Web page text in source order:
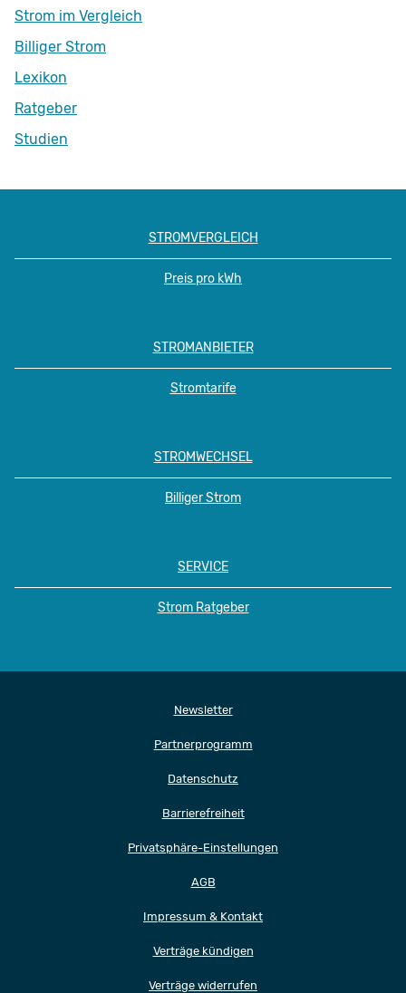
Strom im Vergleich
Billiger Strom
Lexikon
Ratgeber
Studien
STROMVERGLEICH
Preis pro kWh
STROMANBIETER
Stromtarife
STROMWECHSEL
Billiger Strom
SERVICE
Strom Ratgeber
Newsletter
Partnerprogramm
Datenschutz
Barrierefreiheit
Privatsphäre-Einstellungen
AGB
Impressum & Kontakt
Verträge kündigen
Verträge widerrufen